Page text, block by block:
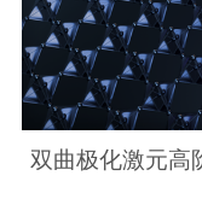
双曲极化激元高